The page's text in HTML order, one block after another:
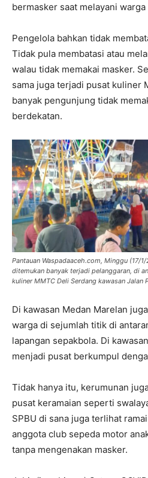
bermasker saat melayani
Pengelola bahkan tidak
Tidak pula membatasi atau
walau tidak memakai masker.
sama juga terjadi pusat kuliner
banyak pengunjung tidak
berdekatan.
Pantauan Waspadaaceh.com, Minggu (17/
ditemukan banyak terjadi pelanggaran, di
kuliner MMTC Deli Serdang kawasan Jalan
Di kawasan Medan Marelan
warga di sejumlah titik di
lapangan sepakbola. Di
menjadi pusat berkumpul
Tidak hanya itu, kerumunan
pusat keramaian seperti
SPBU di sana juga terlihat
anggota club sepeda motor
tanpa mengenakan masker.